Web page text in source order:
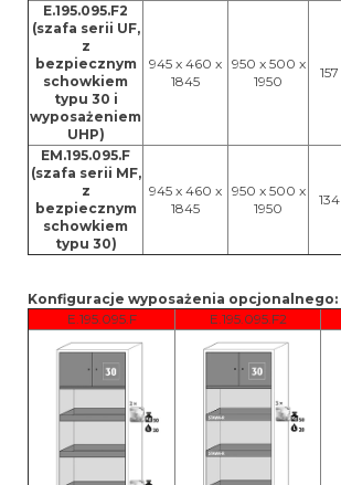
E.195.095.F2
(szafa serii UF,
z
bezpiecznym
schowkiem
typu 30 i
wyposażeniem
UHP)
945 x 460 x
1845
950 x 500 x
1950
157
EM.195.095.F
(szafa serii MF,
z
bezpiecznym
schowkiem
typu 30)
945 x 460 x
1845
950 x 500 x
1950
134
Konfiguracje wyposażenia opcjonalnego:
E.195.095.F
E.195.095.F2